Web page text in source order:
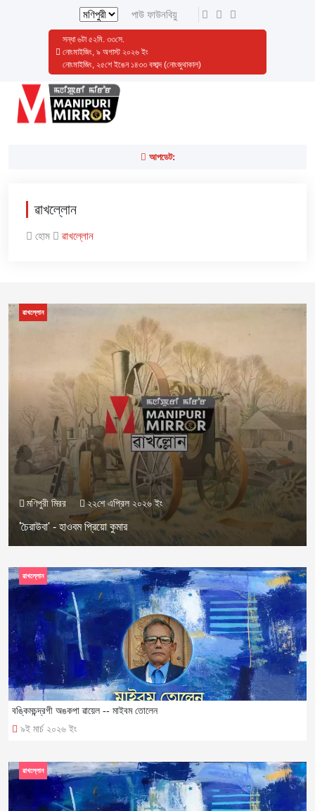
পাউ ফাউনবিয়ু
সন্ধা ৬টা৫২মি. ৩৪সে.
নোংমাইজিং, ৯ অগাস্ট ২০২৬ ইং
নোংমাইজিং, ২৫শে ইঙেন ১৪৩৩ বঙ্গাব্দ (নোংজুথাকাল)
আপডেট:
ৱাখল্লোন
হোম ৱাখল্লোন
মণিপুরী মিরর ২২শে এপ্রিল ২০২৬ ইং
'চৈরাউবা' - হাওবম প্রিয়ো কুমার
ৱাখল্লোন
বঙ্কিমচন্দ্রগী অঙকপা ৱায়েল -- মাইবম তোলেন
৯ই মার্চ ২০২৬ ইং
ৱাখল্লোন
ৱাখল্লোন